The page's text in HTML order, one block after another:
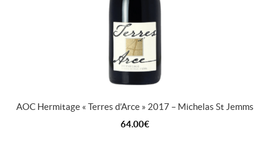
AOC Hermitage « Terres d’Arce » 2017 – Michelas St Jemms
64.00€